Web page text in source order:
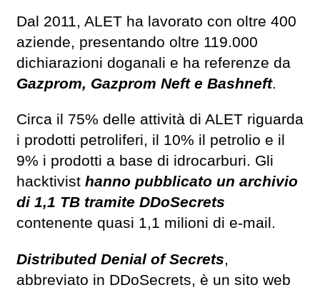
Dal 2011, ALET ha lavorato con oltre 400
aziende, presentando oltre 119.000
dichiarazioni doganali e ha referenze da
Gazprom, Gazprom Neft e Bashneft.
Circa il 75% delle attività di ALET riguarda
i prodotti petroliferi, il 10% il petrolio e il
9% i prodotti a base di idrocarburi. Gli
hacktivist hanno pubblicato un archivio
di 1,1 TB tramite DDoSecrets
contenente quasi 1,1 milioni di e-mail.
Distributed Denial of Secrets,
abbreviato in DDoSecrets, è un sito web